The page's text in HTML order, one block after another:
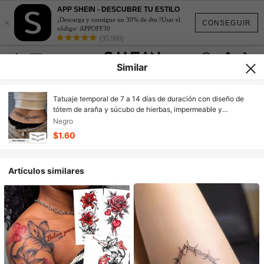
CONSEGUIR
×
APP SHEIN - DESCUBRE TU ESTILO
¡Descarga y consigue un 30% de dto.!Usar el
código: APPOFF30
(95,960)
Similar
Tatuaje temporal de 7 a 14 días de duración con diseño de
tótem de araña y súcubo de hierbas, impermeable y
resistente al sudor, pegatina de tatuaje falso de súcubo para
la cintura, arte corporal de tatuaje temporal, apto para uso
diario
Negro
$1.60
Artículos similares